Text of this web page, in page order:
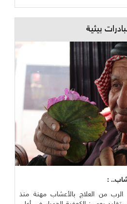
بيئية
:
من العلاج بالأعشاب مهنة منذ